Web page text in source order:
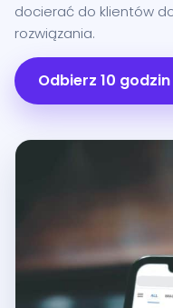
docierać do klientów
rozwiązania.
Odbierz 10